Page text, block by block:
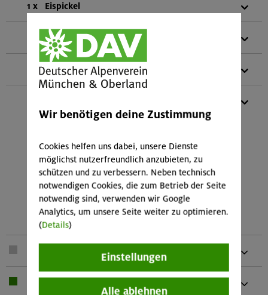
1 x Eispickel
Eisschraube
Teleskopstöcke
(bestehend aus:
1 HMS-SafeBiner
4 Normalkarabiner
2 Schlingen vernäht (2x 120 cm)
1 Kurzprusik (vernäht 30 cm)
2 Reepschnüre (2,0 und 4,0 m Länge)
1 Rolle mit Rücklaufsperre und 1
Seilklemme)
Wir benötigen deine Zustimmung
Cookies helfen uns dabei, unsere Dienste
möglichst nutzerfreundlich anzubieten, zu
schützen und zu verbessern. Neben technisch
notwendigen Cookies, die zum Betrieb der Seite
notwendig sind, verwenden wir Google
Analytics, um unsere Seite weiter zu optimieren.
(Details)
Einstellungen
Alle ablehnen